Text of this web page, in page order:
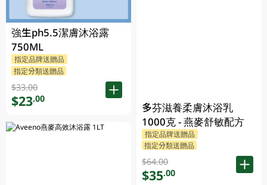
強生ph5.5潔膚沐浴露
750ML
指定品牌送贈品
指定分類送贈品
$33.00
$23.00
多芬滋養柔膚沐浴乳
1000克 - 燕麥舒敏配方
指定品牌送贈品
指定分類送贈品
$64.00
$35.00